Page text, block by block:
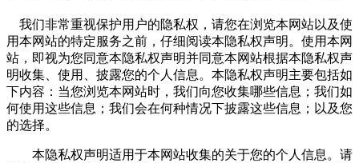
我们非常重视保护用户的隐私权，请您在浏览本网站以及使
用本网站的特定服务之前，仔细阅读本隐私权声明。使用本网
站，即视为您同意本隐私权声明并同意本网站根据本隐私权声
明收集、使用、披露您的个人信息。本隐私权声明主要包括如
下内容：当您浏览本网站时，我们向您收集哪些信息；我们如
何使用这些信息；我们会在何种情况下披露这些信息；以及您
的选择。
本隐私权声明适用于本网站收集的关于您的个人信息。请